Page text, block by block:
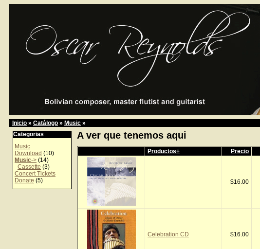
Inicio » Catálogo » Music »
Categorias
Music
Download (10)
Music-> (14)
Cassette (3)
Concert Tickets
Donate (5)
A ver que tenemos aqui
Productos+ Precio
$16.00
Celebration CD $16.00